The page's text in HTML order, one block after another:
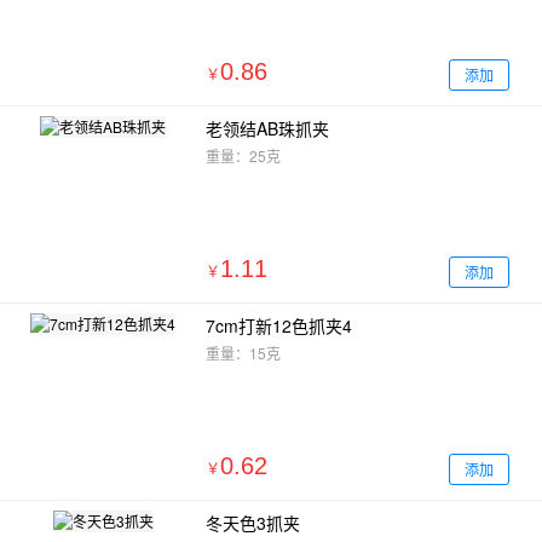
￥0.86 添加
老领结AB珠抓夹
重量：25克
￥ 1.11 添加
7cm打新12色抓夹4
重量：15克
￥0.62 添加
冬天色3抓夹